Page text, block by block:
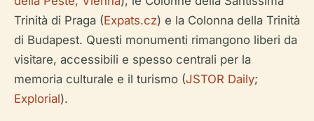
Trinità di Praga (Expats.cz) e la Colonna della Trinità
di Budapest. Questi monumenti rimangono liberi da
visitare, accessibili e spesso centrali per la
memoria culturale e il turismo (JSTOR Daily;
Explorial).